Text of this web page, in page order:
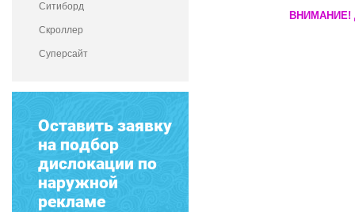
Ситиборд
Скроллер
Суперсайт
Оставить заявку
на подбор
дислокации по
наружной
рекламе